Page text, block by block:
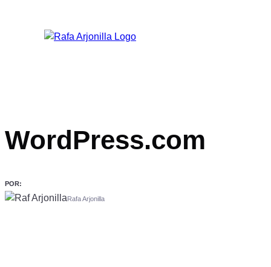
WordPress.com
POR:
Rafa Arjonilla